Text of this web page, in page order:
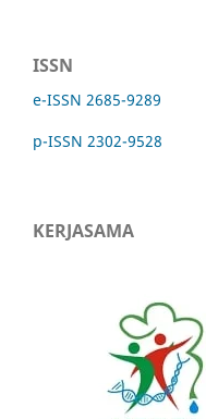
ISSN
e-ISSN 2685-9289
p-ISSN 2302-9528
KERJASAMA